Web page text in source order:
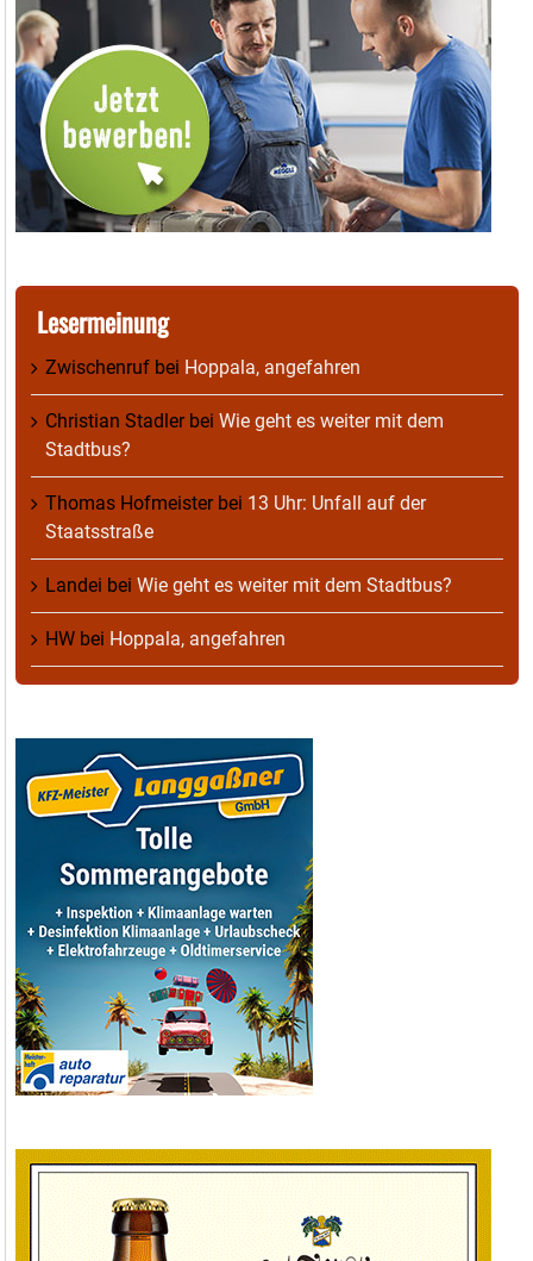
Lesermeinung
Zwischenruf bei Hoppala, angefahren
Christian Stadlerbei Wie geht es weiter mit dem
Stadtbus?
Thomas Hofmeisterbei 13 Uhr: Unfall auf der
Staatsstraße
Landei bei Wie geht es weiter mit dem Stadtbus?
HW bei Hoppala, angefahren